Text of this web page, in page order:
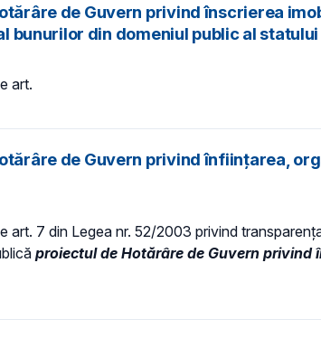
de Guvern privind înscrierea
bunurilor din domeniul public al statului
art.
de Guvern privind înfiinţarea,
art. 7 din Legea nr. 52/2003 privind
proiectul de Hotărâre de Guvern